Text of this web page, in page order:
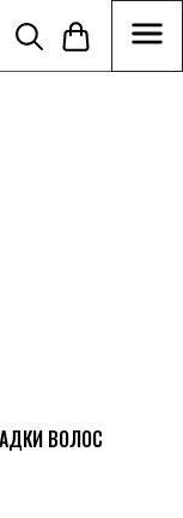
ВОЛОС